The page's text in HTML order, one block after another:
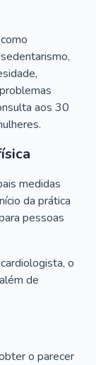
aos 30
medidas
da prática
pessoas
o
de
o parecer